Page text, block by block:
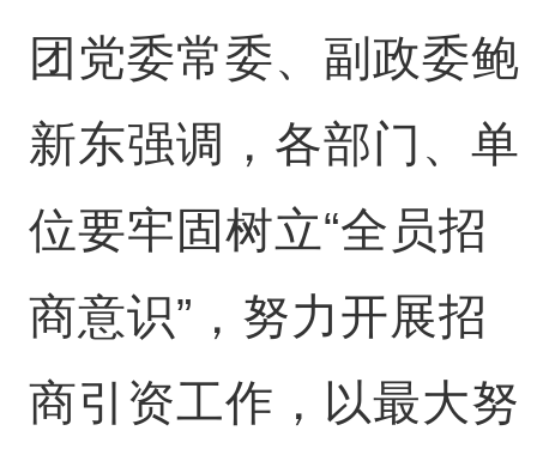
团党委常委、副政委鲍
新东强调，各部门、单
位要牢固树立“全员招
商意识”，努力开展招
商引资工作，以最大努